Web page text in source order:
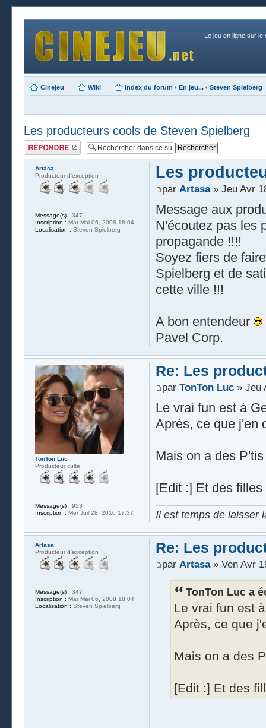
Le jeu en ligne sur le
Cinejeu Wiki Index du forum ‹ En jeu... ‹ Steven Spielberg
Les producteurs cools de Steven Spielberg
Publier une
réponse
Les
par Artasa» Jeu Avr
Message aux
N'écoutez pas les
propagande !!!!
Soyez fiers de
Spielberg et de
cette ville !!!
A bon entendeur
Pavel Corp.
Artasa
Producteur d'exception
Message(s) : 347
Inscription : Mar Mai 06, 2008 18:04
Localisation : Steven Spielberg
Re: Les
par TonTon Luc» Jeu
Le vrai fun est à
Après, ce que j'en
Mais on a des
[Edit :] Et des
Il est temps de laisser
TonTon Luc
Producteur culte
Message(s) : 923
Inscription : Mer Juil 28, 2010 17:37
Re: Les
par Artasa» Ven Avr
TonTon Luc a
Le vrai fun est
Après, ce que
Mais on a des
[Edit :] Et des
Artasa
Producteur d'exception
Message(s) : 347
Inscription : Mar Mai 06, 2008 18:04
Localisation : Steven Spielberg